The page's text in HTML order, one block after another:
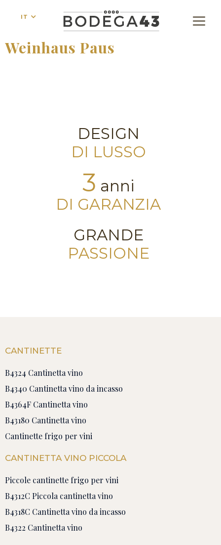
IT
Weinhaus Paus
DESIGN
DI LUSSO
3 anni
DI GARANZIA
GRANDE
PASSIONE
CANTINETTE
B4324 Cantinetta vino
B4340 Cantinetta vino da incasso
B4364F Cantinetta vino
B43180 Cantinetta vino
Cantinette frigo per vini
CANTINETTA VINO PICCOLA
Piccole cantinette frigo per vini
B4312C Piccola cantinetta vino
B4318C Cantinetta vino da incasso
B4322 Cantinetta vino